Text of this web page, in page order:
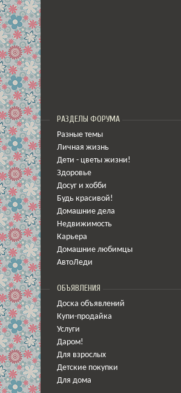
РАЗДЕЛЫ ФОРУМА
Разные темы
Личная жизнь
Дети - цветы жизни!
Здоровье
Досуг и хобби
Будь красивой!
Домашние дела
Недвижимость
Карьера
Домашние любимцы
АвтоЛеди
ОБЪЯВЛЕНИЯ
Доска объявлений
Купи-продайка
Услуги
Даром!
Для взрослых
Детские покупки
Для дома